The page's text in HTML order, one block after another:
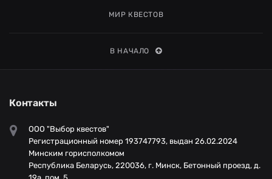
МИР КВЕСТОВ
В НАЧАЛО
Контакты
ООО "Выбор квестов"
Регистрационный номер 193747793, выдан 26.02.2024
Минским горисполкомом
Республика Беларусь, 220036, г. Минск, Бетонный проезд, д.